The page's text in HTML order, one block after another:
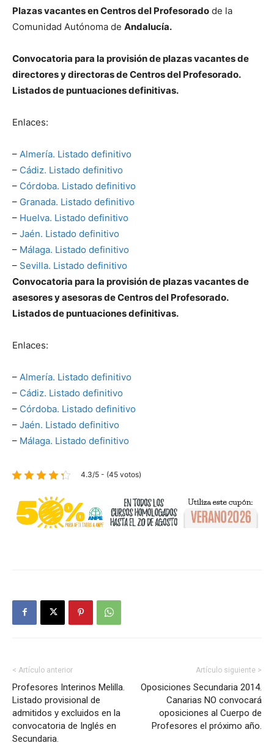
Plazas vacantes en Centros del Profesorado de la
Comunidad Autónoma de Andalucía.
Convocatoria para la provisión de plazas vacantes de
directores y directoras de Centros del Profesorado.
Listados de puntuaciones definitivas.
Enlaces:
– Almería. Listado definitivo
– Cádiz. Listado definitivo
– Córdoba. Listado definitivo
– Granada. Listado definitivo
– Huelva. Listado definitivo
– Jaén. Listado definitivo
– Málaga. Listado definitivo
– Sevilla. Listado definitivo
Convocatoria para la provisión de plazas vacantes de
asesores y asesoras de Centros del Profesorado.
Listados de puntuaciones definitivas.
Enlaces:
– Almería. Listado definitivo
– Cádiz. Listado definitivo
– Córdoba. Listado definitivo
– Jaén. Listado definitivo
– Málaga. Listado definitivo
4.3/5 - (45 votos)
< Artículo anterior
Profesores Interinos Melilla.
Listado provisional de
admitidos y excluidos en la
convocatoria de Inglés en
Secundaria.
Artículo siguiente >
Oposiciones Secundaria 2014.
Canarias NO convocará
oposiciones al Cuerpo de
Profesores el próximo año.